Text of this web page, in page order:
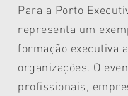
Para a Porto
representa um
formação executiva
organizações. O
profissionais,